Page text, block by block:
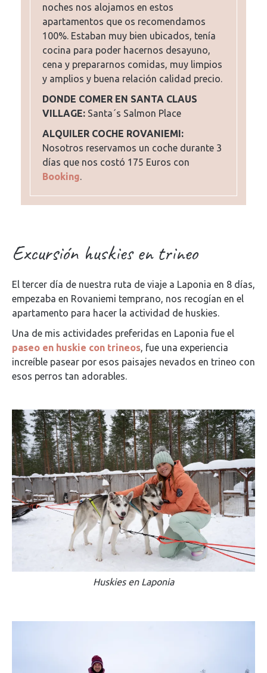
noches nos alojamos en estos
apartamentos que os recomendamos
100%. Estaban muy bien ubicados, tenía
cocina para poder hacernos desayuno,
cena y prepararnos comidas, muy limpios
y amplios y buena relación calidad precio.
DONDE COMER EN SANTA CLAUS
VILLAGE: Santa´s Salmon Place
ALQUILER COCHE ROVANIEMI:
Nosotros reservamos un coche durante 3
días que nos costó 175 Euros con
Booking.
Excursión huskies en trineo
El tercer día de nuestra ruta de viaje a Laponia en 8 días,
empezaba en Rovaniemi temprano, nos recogían en el
apartamento para hacer la actividad de huskies.
Una de mis actividades preferidas en Laponia fue el
paseo en huskie con trineos, fue una experiencia
increíble pasear por esos paisajes nevados en trineo con
esos perros tan adorables.
Huskies en Laponia